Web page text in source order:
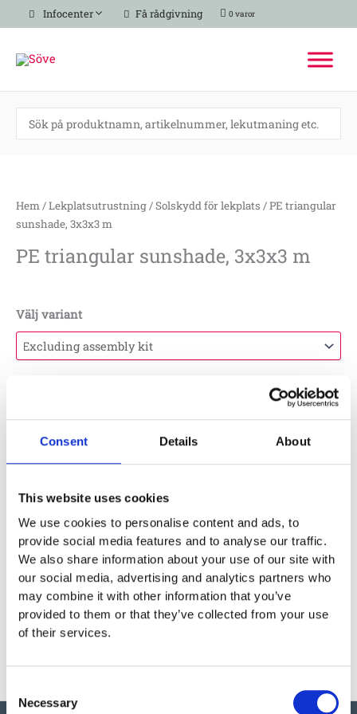
Consent Details About
This website uses cookies
We use cookies to personalise content and ads, to
provide social media features and to analyse our traffic.
We also share information about your use of our site with
our social media, advertising and analytics partners who
may combine it with other information that you’ve
provided to them or that they’ve collected from your use
of their services.
Selection
Necessary
Hoppa
till
Infocenter Få rådgivning 0 varor
Hem/Lekplatsutrustning/Solskydd för lekplats / PE triangular
sunshade, 3x3x3 m
PE triangular sunshade, 3x3x3 m
Välj variant
sunshade,
3x3x3
mängd
Garantivillkor
Läs Nornas garantivillkor